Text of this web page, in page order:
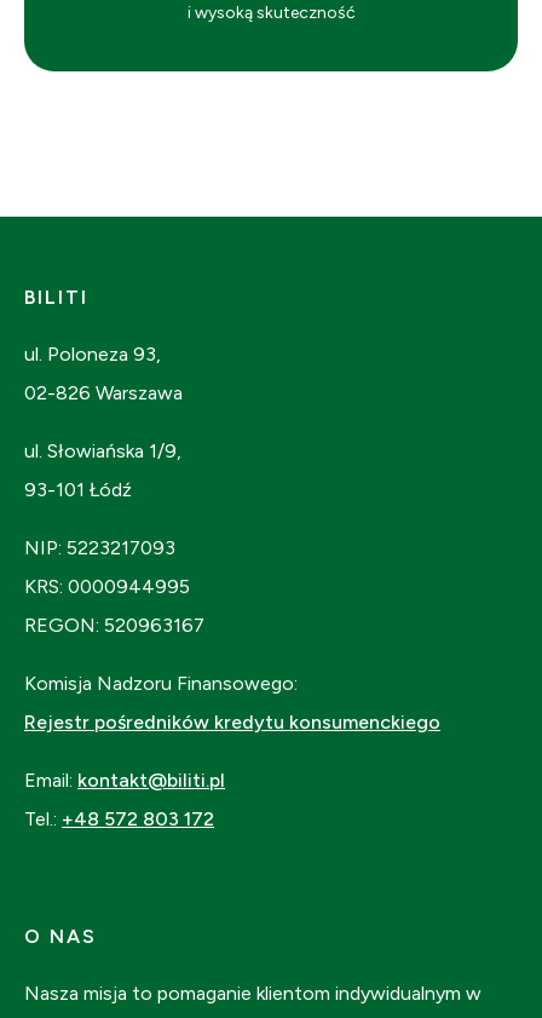
i wysoką skuteczność
BILITI
ul. Poloneza 93,
02-826 Warszawa
ul. Słowiańska 1/9,
93-101 Łódź
NIP: 5223217093
KRS: 0000944995
REGON: 520963167
Komisja Nadzoru Finansowego:
Rejestr pośredników kredytu konsumenckiego
Email: kontakt@biliti.pl
Tel.: +48 572 803 172
O NAS
Nasza misja to pomaganie klientom indywidualnym w